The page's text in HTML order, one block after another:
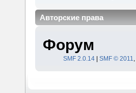
Авторские права
Форум
SMF 2.0.14| SMF © 2011